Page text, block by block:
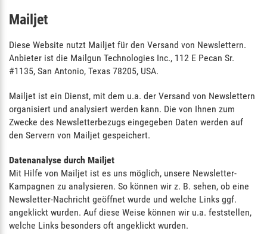
Mailjet
Diese Website nutzt Mailjet für den Versand von Newslettern.
Anbieter ist die Mailgun Technologies Inc., 112 E Pecan Sr.
#1135, San Antonio, Texas 78205, USA.
Mailjet ist ein Dienst, mit dem u.a. der Versand von Newslettern
organisiert und analysiert werden kann. Die von Ihnen zum
Zwecke des Newsletterbezugs eingegeben Daten werden auf
den Servern von Mailjet gespeichert.
Datenanalyse durch Mailjet
Mit Hilfe von Mailjet ist es uns möglich, unsere Newsletter-
Kampagnen zu analysieren. So können wir z. B. sehen, ob eine
Newsletter-Nachricht geöffnet wurde und welche Links ggf.
angeklickt wurden. Auf diese Weise können wir u.a. feststellen,
welche Links besonders oft angeklickt wurden.